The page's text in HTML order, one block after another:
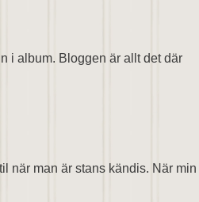
i album. Bloggen är allt det där
när man är stans kändis. När min